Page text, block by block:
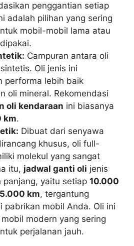
penggantian setiap
adalah pilihan yang sering
mobil-mobil lama atau
Campuran antara oli
Oli jenis ini
performa lebih baik
oli mineral. Rekomendasi
oli kendaraan ini biasanya
km.
Dibuat dari senyawa
khusus, oli full-
molekul yang sangat
itu, jadwal ganti oli jenis
panjang, yaitu setiap 10.000
km, tergantung
pabrikan mobil Anda. Oli ini
modern yang sering
perjalanan jauh.